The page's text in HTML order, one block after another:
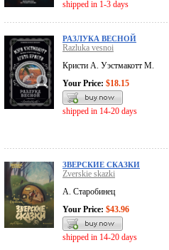
shipped in 1-3 days
РАЗЛУКА ВЕСНОЙ
Razluka vesnoi
Кристи А. Уэстмакотт М.
Your Price: $18.15
shipped in 14-20 days
ЗВЕРСКИЕ СКАЗКИ
Zverskie skazki
А. Старобинец
Your Price: $43.96
shipped in 14-20 days